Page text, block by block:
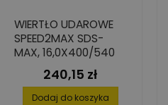
WIERTŁO UDAROWE
SPEED2MAX SDS-
MAX, 16,0X400/540
Cena
240,15 zł
Dodaj do koszyka